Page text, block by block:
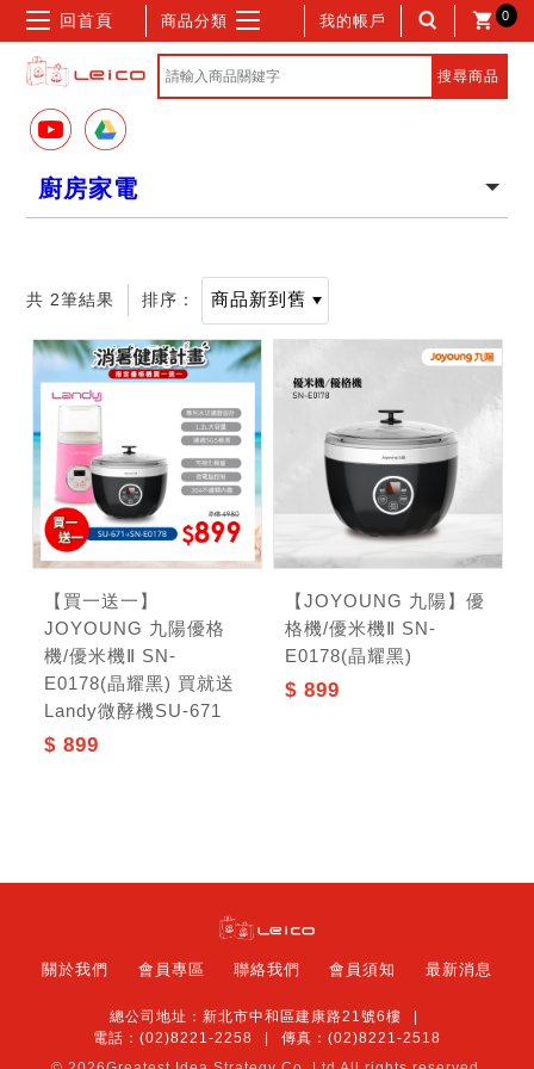
回首頁 商品分類 我的帳戶 0
廚房家電
共 2筆結果 排序：
【買一送一】
JOYOUNG 九陽優格
機/優米機Ⅱ SN-
E0178(晶耀黑) 買就送
Landy微酵機SU-671
$ 899
【JOYOUNG 九陽】優
格機/優米機Ⅱ SN-
E0178(晶耀黑)
$ 899
關於我們 會員專區 聯絡我們 會員須知 最新消息
總公司地址：新北市中和區建康路21號6樓
電話：(02)8221-2258
傳真：(02)8221-2518
記住帳號